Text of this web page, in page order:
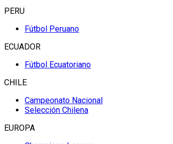
PERU
Fútbol Peruano
ECUADOR
Fútbol Ecuatoriano
CHILE
Campeonato Nacional
Selección Chilena
EUROPA